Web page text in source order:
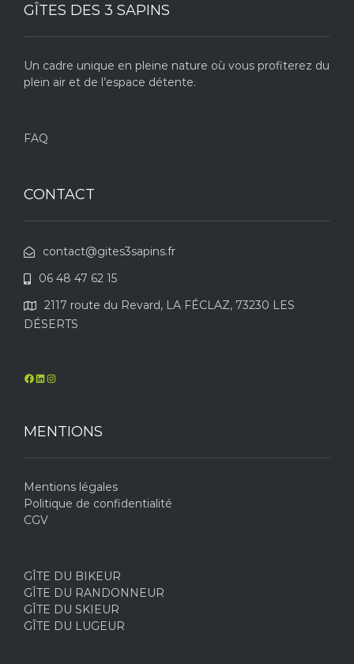
GÎTES DES 3 SAPINS
Un cadre unique en pleine nature où vous profiterez du
plein air et de l’espace détente.
FAQ
CONTACT
contact@gites3sapins.fr
06 48 47 62 15
2117 route du Revard, LA FÉCLAZ, 73230 LES
DÉSERTS
MENTIONS
Mentions légales
Politique de confidentialité
CGV
GÎTE DU BIKEUR
GÎTE DU RANDONNEUR
GÎTE DU SKIEUR
GÎTE DU LUGEUR